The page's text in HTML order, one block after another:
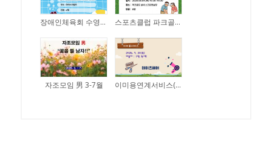
장애인체육회 수영교실 아쿠아키즈(26.08.05.) 스포츠클럽 파크골프교실 행복스윙(26.08.04.)
자조모임 男 3-7월 이미용연계서비스(26.07.30)